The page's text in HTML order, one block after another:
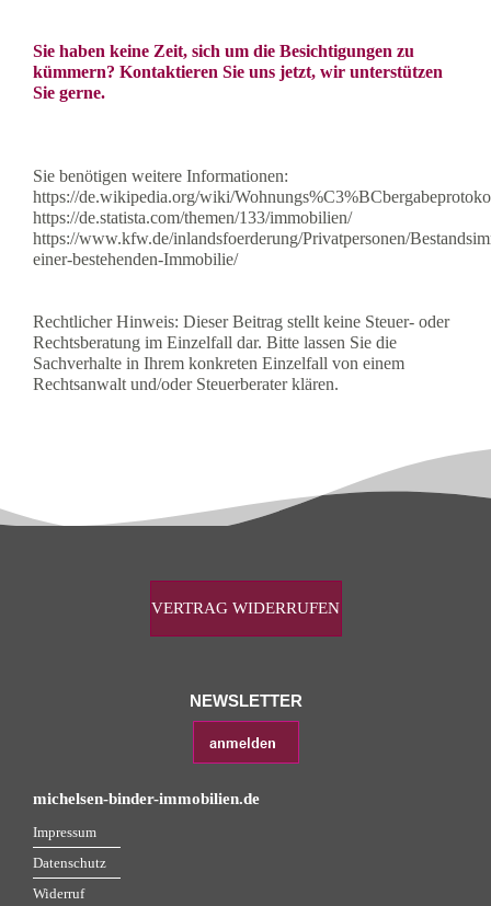
Sie haben keine Zeit, sich um die Besichtigungen zu
kümmern? Kontaktieren Sie uns jetzt, wir unterstützen
Sie gerne.
Sie benötigen weitere Informationen:
https://de.wikipedia.org/wiki/
https://de.statista.com/themen/133/immobilien/
https://www.kfw.de/inlandsfoerderung/Privatpersonen/
einer-bestehenden-Immobilie/
Rechtlicher Hinweis: Dieser Beitrag stellt keine Steuer- oder
Rechtsberatung im Einzelfall dar. Bitte lassen Sie die
Sachverhalte in Ihrem konkreten Einzelfall von einem
Rechtsanwalt und/oder Steuerberater klären.
VERTRAG WIDERRUFEN
NEWSLETTER
michelsen-binder-immobilien.de
Impressum
Datenschutz
Widerruf